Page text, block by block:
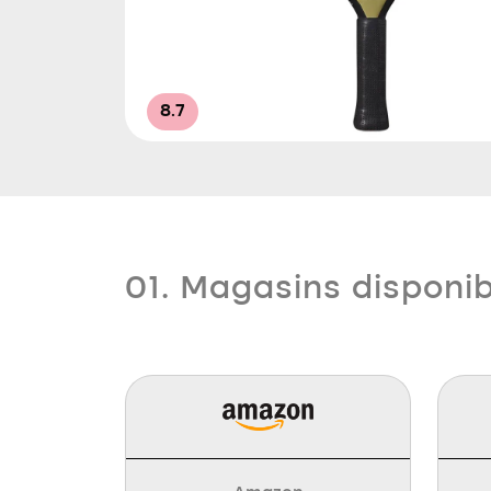
8.7
01. Magasins